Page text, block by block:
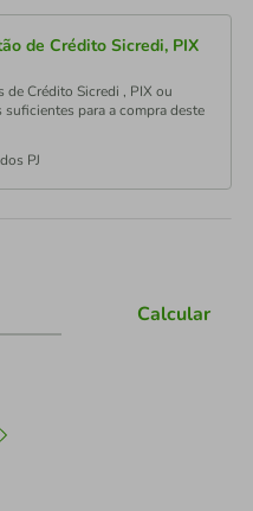
de Crédito Sicredi, PIX
de Crédito Sicredi , PIX ou
para a compra deste
PJ
Calcular